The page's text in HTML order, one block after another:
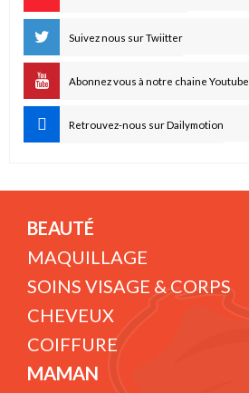
Suivez nous sur Twiitter
Abonnez vous à notre chaine Youtube
Retrouvez-nous sur Dailymotion
BEAUTÉ
MAQUILLAGE
SOINS VISAGE & CORPS
CHEVEUX
COIFFURE
MAMAN